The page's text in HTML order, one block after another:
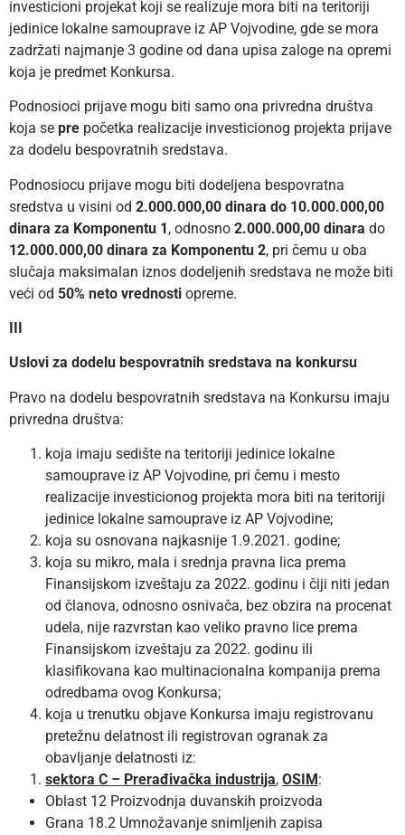
investicioni projekat koji se realizuje mora biti na teritoriji
jedinice lokalne samouprave iz AP Vojvodine, gde se mora
zadržati najmanje 3 godine od dana upisa zaloge na opremi
koja je predmet Konkursa.
Podnosioci prijave mogu biti samo ona privredna društva
koja se pre početka realizacije investicionog projekta prijave
za dodelu bespovratnih sredstava.
Podnosiocu prijave mogu biti dodeljena bespovratna
sredstva u visini od 2.000.000,00 dinara do 10.000.000,00
dinara za Komponentu 1, odnosno 2.000.000,00 dinara do
12.000.000,00 dinara za Komponentu 2, pri čemu u oba
slučaja maksimalan iznos dodeljenih sredstava ne može biti
veći od 50% neto vrednosti opreme.
III
Uslovi za dodelu bespovratnih sredstava na konkursu
Pravo na dodelu bespovratnih sredstava na Konkursu imaju
privredna društva:
koja imaju sedište na teritoriji jedinice lokalne
samouprave iz AP Vojvodine, pri čemu i mesto
realizacije investicionog projekta mora biti na teritoriji
jedinice lokalne samouprave iz AP Vojvodine;
koja su osnovana najkasnije 1.9.2021. godine;
koja su mikro, mala i srednja pravna lica prema
Finansijskom izveštaju za 2022. godinu i čiji niti jedan
od članova, odnosno osnivača, bez obzira na procenat
udela, nije razvrstan kao veliko pravno lice prema
Finansijskom izveštaju za 2022. godinu ili
klasifikovana kao multinacionalna kompanija prema
odredbama ovog Konkursa;
koja u trenutku objave Konkursa imaju registrovanu
pretežnu delatnost ili registrovan ogranak za
obavljanje delatnosti iz:
sektora C – Prerađivačka industrija, OSIM:
Oblast 12 Proizvodnja duvanskih proizvoda
Grana 18.2 Umnožavanje snimljenih zapisa